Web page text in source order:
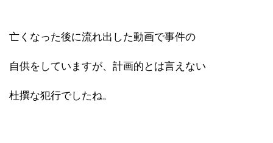
亡くなった後に流れ出した動画で事件の
自供をしていますが、計画的とは言えない
杜撰な犯行でしたね。